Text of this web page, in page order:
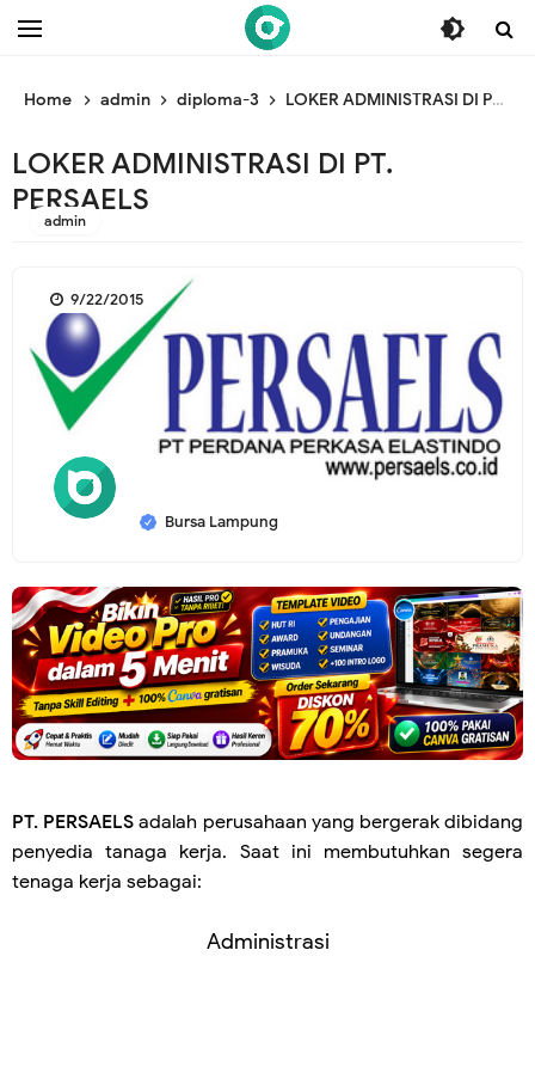
/* ganti br end */
Home admin diploma-3 LOKER ADMINISTRASI DI PT. PERSAELS
LOKER ADMINISTRASI DI PT.
PERSAELS
admin
Bursa Lampung
9/22/2015
PT. PERSAELS adalah perusahaan yang bergerak dibidang
penyedia tanaga kerja. Saat ini membutuhkan segera
tenaga kerja sebagai:
Administrasi